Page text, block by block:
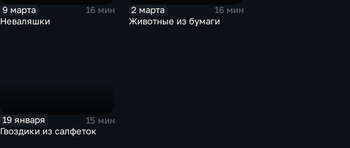
9 марта
16 мин
Неваляшки
2 марта
16 мин
Животные из бумаги
19 января
15 мин
Гвоздики из салфеток